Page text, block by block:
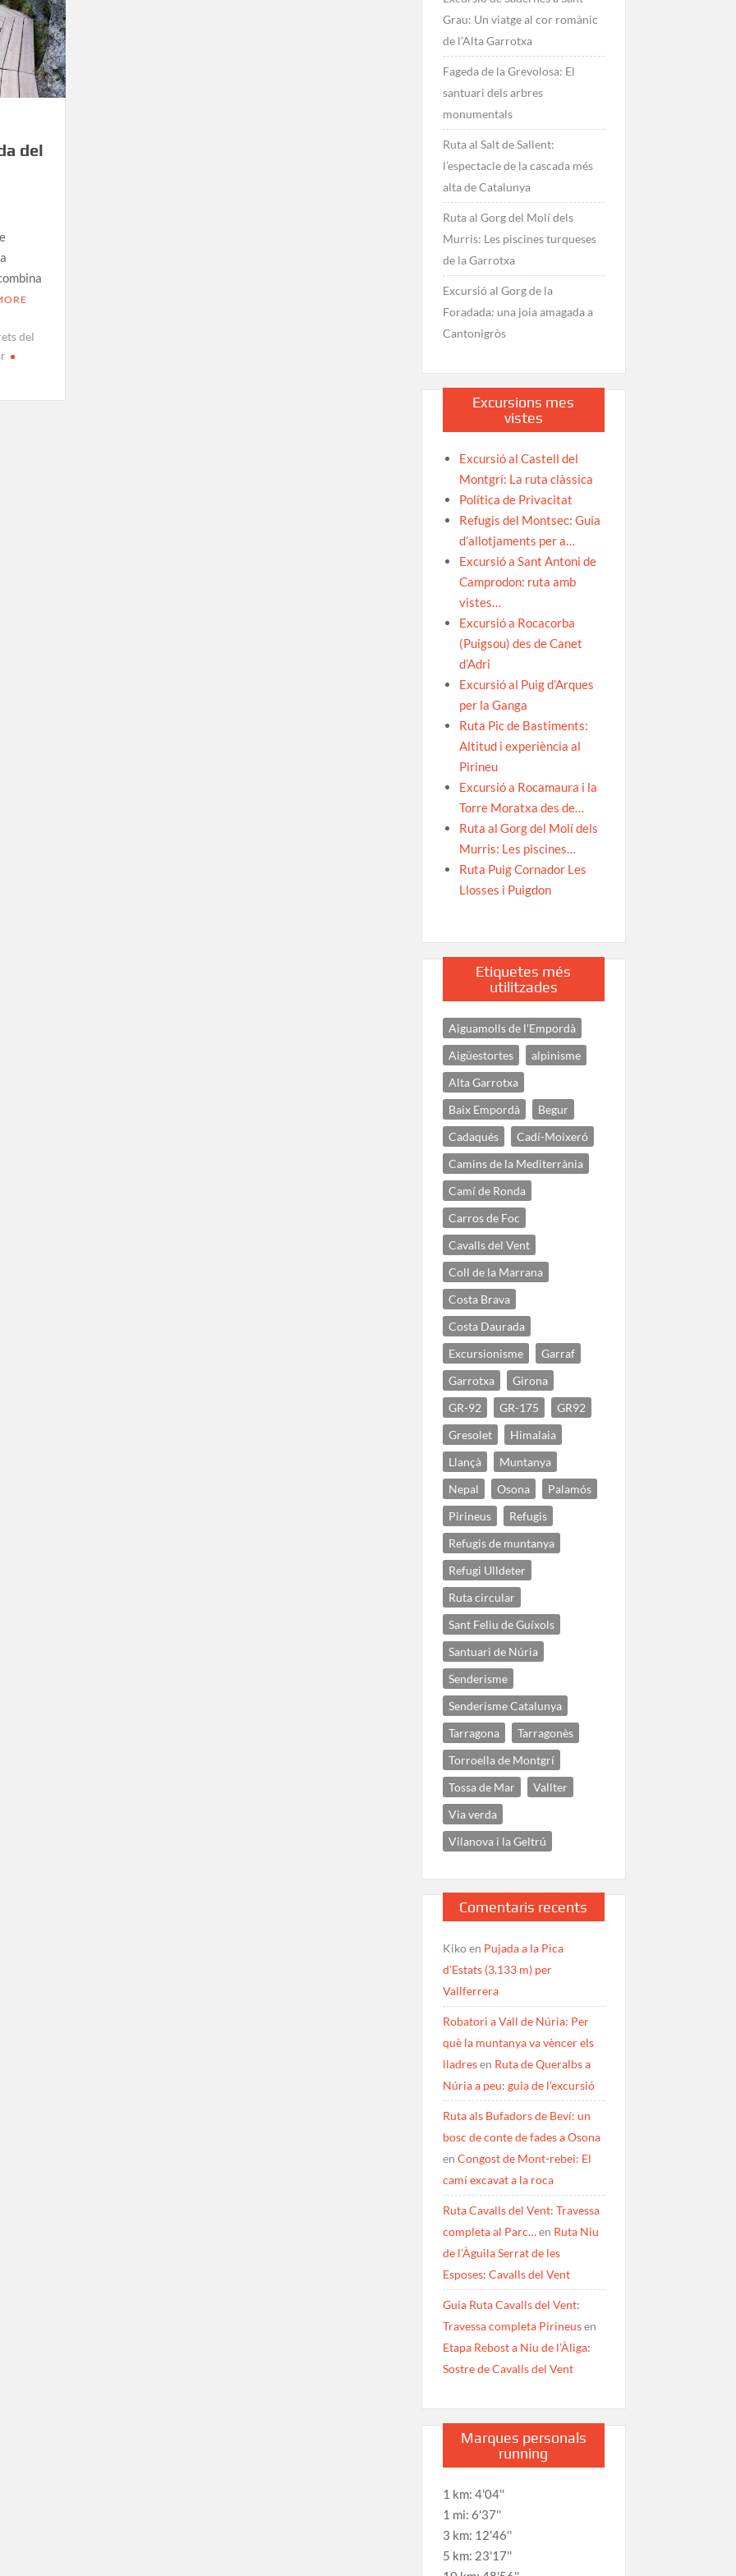
del
del
Grau: Un viatge al cor romànic
de l’Alta Garrotxa
Fageda de la Grevolosa: El
santuari dels arbres
monumentals
Ruta al Salt de Sallent:
l’espectacle de la cascada més
alta de Catalunya
Ruta al Gorg del Molí dels
Murris: Les piscines turqueses
de la Garrotxa
Excursió al Gorg de la
Foradada: una joia amagada a
Cantonigròs
Excursions mes
vistes
Excursió al Castell del
Montgrí: La ruta clàssica
Política de Privacitat
Refugis del Montsec: Guia
d’allotjaments per a…
Excursió a Sant Antoni de
Camprodon: ruta amb
vistes…
Excursió a Rocacorba
(Puigsou) des de Canet
d’Adri
Excursió al Puig d’Arques
per la Ganga
Ruta Pic de Bastiments:
Altitud i experiència al
Pirineu
Excursió a Rocamaura i la
Torre Moratxa des de…
Ruta al Gorg del Molí dels
Murris: Les piscines…
Ruta Puig Cornador Les
Llosses i Puigdon
Etiquetes més
utilitzades
Aiguamolls de l'Empordà
Aigüestortes
alpinisme
Alta Garrotxa
Baix Empordà
Begur
Cadaqués
Cadí-Moixeró
Camins de la Mediterrània
Camí de Ronda
Carros de Foc
Cavalls del Vent
Coll de la Marrana
Costa Brava
Costa Daurada
Excursionisme
Garraf
Garrotxa
Girona
GR-92
GR-175
GR92
Gresolet
Himalaia
Llançà
Muntanya
Nepal
Osona
Palamós
Pirineus
Refugis
Refugis de muntanya
Refugi Ulldeter
Ruta circular
Sant Feliu de Guíxols
Santuari de Núria
Senderisme
Senderisme Catalunya
Tarragona
Tarragonès
Torroella de Montgrí
Tossa de Mar
Vallter
Via verda
Vilanova i la Geltrú
Comentaris recents
Kikoen Pujada a la Pica
d’Estats (3.133 m) per
Vallferrera
Robatori a Vall de Núria: Per
què la muntanya va vèncer els
lladresen Ruta de Queralbs a
Núria a peu: guia de l’excursió
Ruta als Bufadors de Beví: un
bosc de conte de fades a Osona
en Congost de Mont-rebei: El
camí excavat a la roca
Ruta Cavalls del Vent: Travessa
completa al Parc…en Ruta Niu
de l’Àguila Serrat de les
Esposes: Cavalls del Vent
Guia Ruta Cavalls del Vent:
Travessa completa Pirineusen
Etapa Rebost a Niu de l’Àliga:
Sostre de Cavalls del Vent
Marques personals
running
1 km: 4'04''
1 mi: 6'37''
3 km: 12'46''
5 km: 23'17''